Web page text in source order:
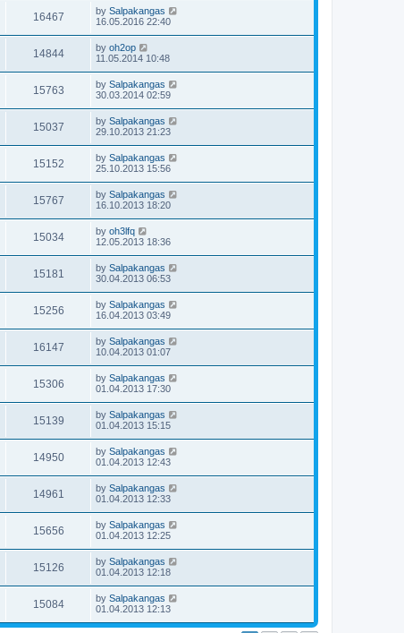
16467 by Salpakangas
16.05.2016 22:40
14844 by oh2op
11.05.2014 10:48
15763 by Salpakangas
30.03.2014 02:59
15037 by Salpakangas
29.10.2013 21:23
15152 by Salpakangas
25.10.2013 15:56
15767 by Salpakangas
16.10.2013 18:20
15034 by oh3lfq
12.05.2013 18:36
15181 by Salpakangas
30.04.2013 06:53
15256 by Salpakangas
16.04.2013 03:49
16147 by Salpakangas
10.04.2013 01:07
15306 by Salpakangas
01.04.2013 17:30
15139 by Salpakangas
01.04.2013 15:15
14950 by Salpakangas
01.04.2013 12:43
14961 by Salpakangas
01.04.2013 12:33
15656 by Salpakangas
01.04.2013 12:25
15126 by Salpakangas
01.04.2013 12:18
15084 by Salpakangas
01.04.2013 12:13